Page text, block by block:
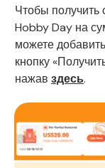
Чтобы получить
Hobby Day на
можете
кнопку
нажав здесь.